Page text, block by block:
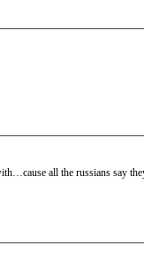
all the russians say